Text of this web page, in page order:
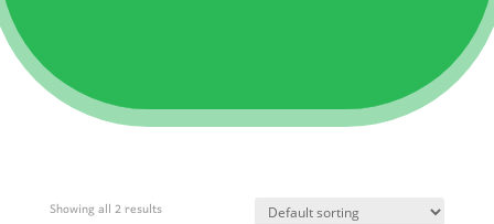
Showing all 2 results